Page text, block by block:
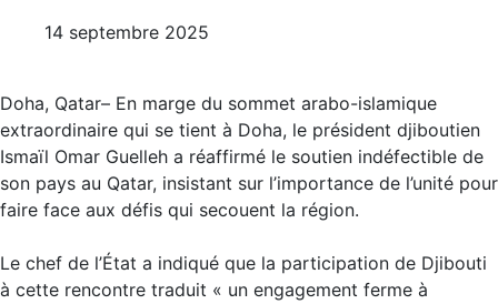
14 septembre 2025
Doha, Qatar– En marge du sommet arabo-islamique
extraordinaire qui se tient à Doha, le président djiboutien
Ismaïl Omar Guelleh a réaffirmé le soutien indéfectible de
son pays au Qatar, insistant sur l’importance de l’unité pour
faire face aux défis qui secouent la région.
Le chef de l’État a indiqué que la participation de Djibouti
à cette rencontre traduit « un engagement ferme à